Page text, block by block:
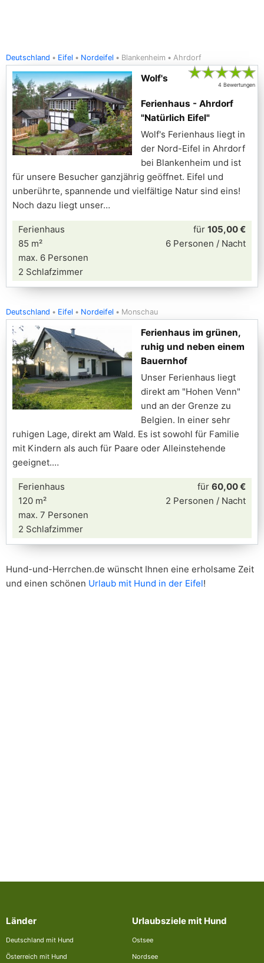
Deutschland Eifel Nordeifel Blankenheim Ahrdorf
★★★★★
4 Bewertungen
Wolf's
Ferienhaus - Ahrdorf
"Natürlich Eifel"
Wolf's Ferienhaus liegt in
der Nord-Eifel in Ahrdorf
bei Blankenheim und ist
für unsere Besucher ganzjährig geöffnet. Eifel und
unberührte, spannende und vielfältige Natur sind eins!
Noch dazu liegt unser
Ferienhaus
85 m²
max. 6 Personen
2 Schlafzimmer
für 105,00 €
6 Personen / Nacht
Deutschland Eifel Nordeifel Monschau
Ferienhaus im grünen,
ruhig und neben einem
Bauernhof
Unser Ferienhaus liegt
direkt am "Hohen Venn"
und an der Grenze zu
Belgien. In einer sehr
ruhigen Lage, direkt am Wald. Es ist sowohl für Familie
mit Kindern als auch für Paare oder Alleinstehende
geeignet.
Ferienhaus
120 m²
max. 7 Personen
2 Schlafzimmer
für 60,00 €
2 Personen / Nacht
Hund-und-Herrchen.de wünscht Ihnen eine erholsame Zeit
und einen schönen Urlaub mit Hund in der Eifel!
Länder
Deutschland mit Hund
Österreich mit Hund
Urlaubsziele mit Hund
Ostsee
Nordsee